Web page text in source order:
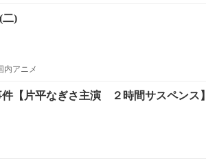
二)
内アニメ
【片平なぎさ主演 ２時間サスペンス】